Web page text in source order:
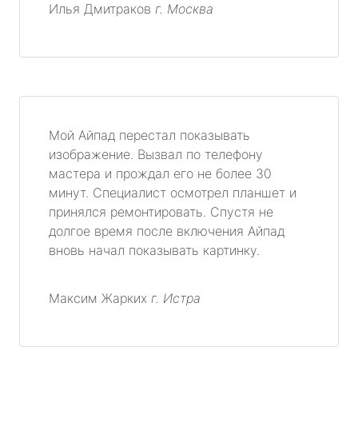
Илья Дмитраков г. Москва
Мой Айпад перестал показывать
изображение. Вызвал по телефону
мастера и прождал его не более 30
минут. Специалист осмотрел планшет и
принялся ремонтировать. Спустя не
долгое время после включения Айпад
вновь начал показывать картинку.
Максим Жарких г. Истра